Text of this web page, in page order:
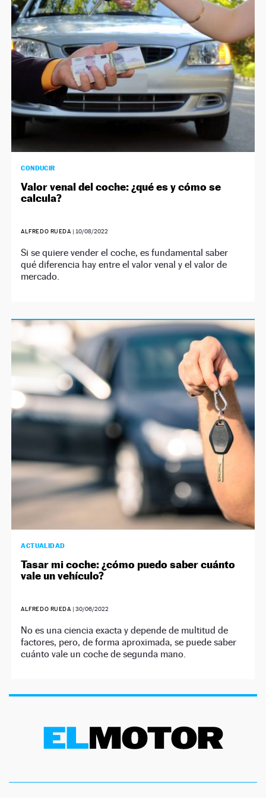
NEWSLETTER
SÍGUENOS
CONDUCIR
Valor venal del coche: ¿qué es y cómo se
calcula?
ALFREDO RUEDA | 10/08/2022
Si se quiere vender el coche, es fundamental saber
qué diferencia hay entre el valor venal y el valor de
mercado.
ACTUALIDAD
Tasar mi coche: ¿cómo puedo saber cuánto
vale un vehículo?
ALFREDO RUEDA | 30/06/2022
No es una ciencia exacta y depende de multitud de
factores, pero, de forma aproximada, se puede saber
cuánto vale un coche de segunda mano.